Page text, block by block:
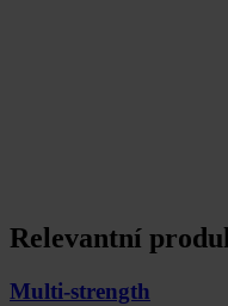
Relevantní
Multi-strength